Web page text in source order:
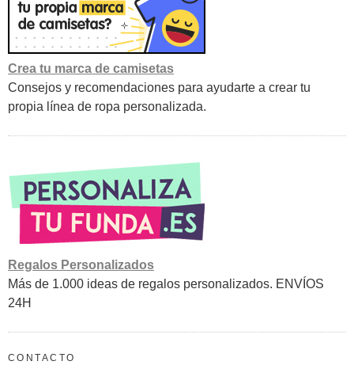
Crea tu marca de camisetas
Consejos y recomendaciones para ayudarte a crear tu
propia línea de ropa personalizada.
Regalos Personalizados
Más de 1.000 ideas de regalos personalizados. ENVÍOS
24H
CONTACTO